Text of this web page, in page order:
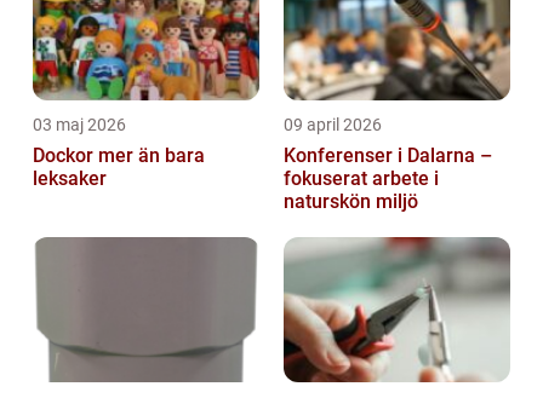
03 maj 2026
Dockor mer än bara
leksaker
09 april 2026
Konferenser i Dalarna –
fokuserat arbete i
naturskön miljö